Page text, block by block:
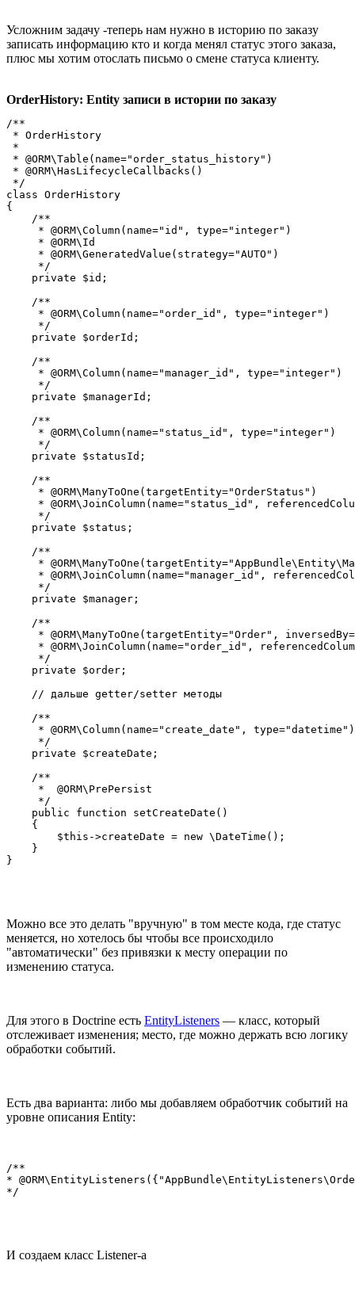
Усложним задачу -теперь нам нужно в историю по заказу
записать информацию кто и когда менял статус этого заказа,
плюс мы хотим отослать письмо о смене статуса клиенту.
OrderHistory: Entity записи в истории по заказу
/**
* OrderHistory
*
* @ORM\Table(name="order_status_history")
* @ORM\HasLifecycleCallbacks()
*/
class OrderHistory
{
    /**
     * @ORM\Column(name="id", type="integer")
     * @ORM\Id
     * @ORM\GeneratedValue(strategy="AUTO")
     */
    private $id;
    /**
     * @ORM\Column(name="order_id", type="integer")
     */
    private $orderId;
    /**
     * @ORM\Column(name="manager_id", type="integer")
     */
    private $managerId;
    /**
     * @ORM\Column(name="status_id", type="integer")
     */
    private $statusId;
    /**
     * @ORM\ManyToOne(targetEntity="OrderStatus")
* @ORM\JoinColumn(name="status_id",
     */
    private $status;
    /**
*
* @ORM\JoinColumn(name="manager_id",
     */
    private $manager;
    /**
* @ORM\ManyToOne(targetEntity="Order",
* @ORM\JoinColumn(name="order_id",
     */
    private $order;
    // дальше getter/setter методы
    /**
     * @ORM\Column(name="create_date", type="datetime")
     */
    private $createDate;
    /**
     *  @ORM\PrePersist
     */
    public function setCreateDate()
    {
        $this->createDate = new \DateTime();
    }
}
Можно все это делать "вручную" в том месте кода, где статус
меняется, но хотелось бы чтобы все происходило
"автоматически" без привязки к месту операции по
изменению статуса.
Для этого в Doctrine есть EntityListeners — класс, который
отслеживает изменения; место, где можно держать всю логику
обработки событий.
Есть два варианта: либо мы добавляем обработчик событий на
уровне описания Entity:
/**
*
*/
И создаем класс Listener-а